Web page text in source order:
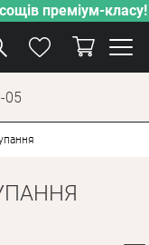
преміум-класу!
05